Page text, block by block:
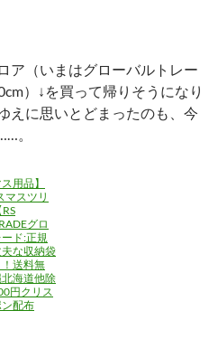
ア（いまはグローバルトレー
）↓を買って帰りそうになり
えに思いとどまったのも、今
。
用品】
マスツリ
グロ
ド:正規
な収納袋
送料無
海道他除
円クリス
配布